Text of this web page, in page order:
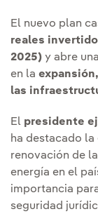
El nuevo plan
reales
2025) y abre
en la
las
El presidente
ha destacado
renovación de
energía en el
importancia
seguridad